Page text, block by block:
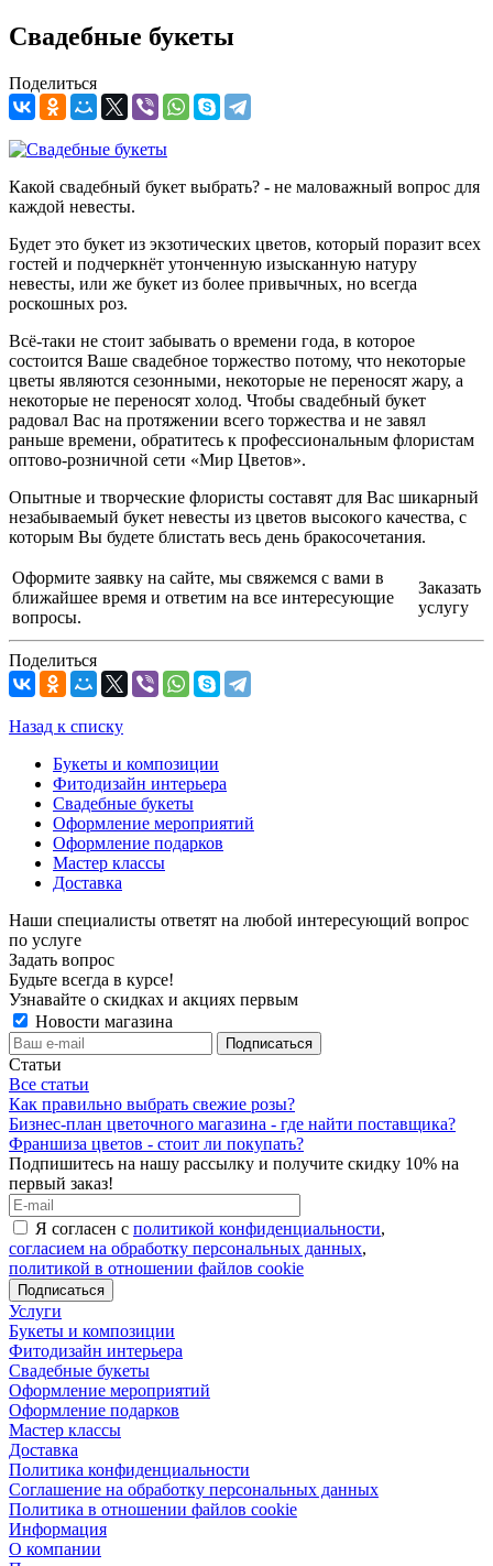
Свадебные букеты
Поделиться
Какой свадебный букет выбрать? - не маловажный вопрос для
каждой невесты.
Будет это букет из экзотических цветов, который поразит всех
гостей и подчеркнёт утонченную изысканную натуру
невесты, или же букет из более привычных, но всегда
роскошных роз.
Всё-таки не стоит забывать о времени года, в которое
состоится Ваше свадебное торжество потому, что некоторые
цветы являются сезонными, некоторые не переносят жару, а
некоторые не переносят холод. Чтобы свадебный букет
радовал Вас на протяжении всего торжества и не завял
раньше времени, обратитесь к профессиональным флористам
оптово-розничной сети «Мир Цветов».
Опытные и творческие флористы составят для Вас шикарный
незабываемый букет невесты из цветов высокого качества, с
которым Вы будете блистать весь день бракосочетания.
Оформите заявку на сайте, мы свяжемся с вами в
ближайшее время и ответим на все интересующие
вопросы.
Заказать
услугу
Поделиться
Назад к списку
Букеты и композиции
Фитодизайн интерьера
Свадебные букеты
Оформление мероприятий
Оформление подарков
Мастер классы
Доставка
Наши специалисты ответят на любой интересующий вопрос
по услуге
Задать вопрос
Будьте всегда в курсе!
Узнавайте о скидках и акциях первым
Новости магазина
Статьи
Все статьи
Как правильно выбрать свежие розы?
Бизнес-план цветочного магазина - где найти поставщика?
Франшиза цветов - стоит ли покупать?
Подпишитесь на нашу рассылку и получите скидку 10% на
первый заказ!
Я согласен с политикой конфиденциальности,
согласием на обработку персональных данных,
политикой в отношении файлов cookie
Услуги
Букеты и композиции
Фитодизайн интерьера
Свадебные букеты
Оформление мероприятий
Оформление подарков
Мастер классы
Доставка
Политика конфиденциальности
Соглашение на обработку персональных данных
Политика в отношении файлов cookie
Информация
О компании